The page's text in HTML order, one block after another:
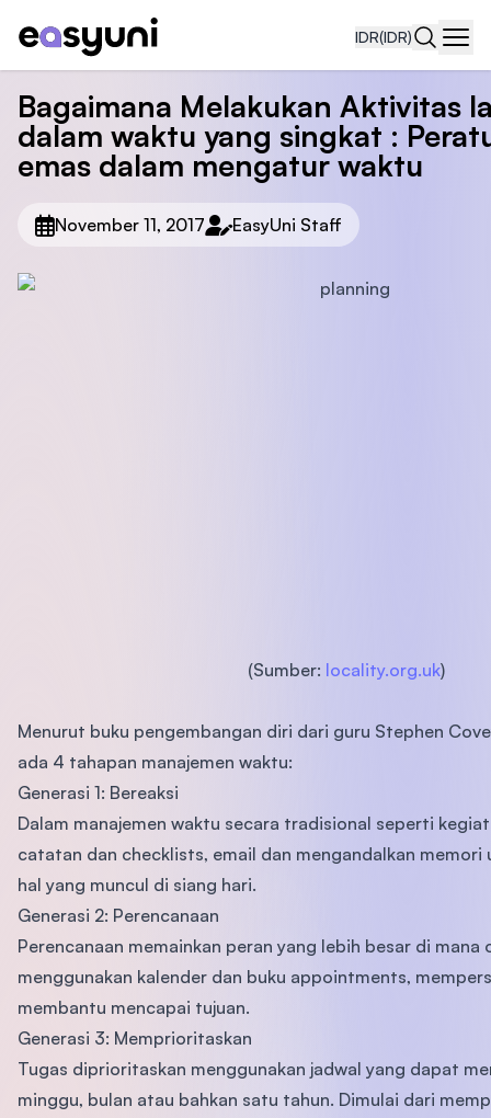
IDR(IDR)
Bagaimana Melakukan Aktivitas
dalam waktu yang singkat :
emas dalam mengatur waktu
November 11, 2017 EasyUni Staff
(Sumber: locality.org.uk)
Menurut buku pengembangan diri dari guru Stephen
ada 4 tahapan manajemen waktu:
Generasi 1: Bereaksi
Dalam manajemen waktu secara tradisional seperti
catatan dan checklists, email dan mengandalkan memori
hal yang muncul di siang hari.
Generasi 2: Perencanaan
Perencanaan memainkan peran yang lebih besar di mana
menggunakan kalender dan buku appointments,
membantu mencapai tujuan.
Generasi 3: Memprioritaskan
Tugas diprioritaskan menggunakan jadwal yang dapat
minggu, bulan atau bahkan satu tahun. Dimulai dari